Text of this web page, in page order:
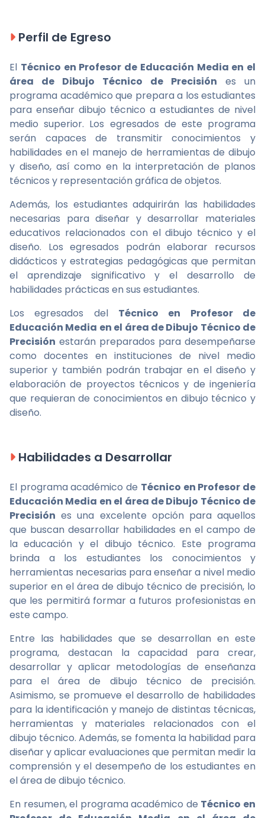
Perfil de Egreso
El Técnico en Profesor de Educación Media en el
área de Dibujo Técnico de Precisión es un
programa académico que prepara a los estudiantes
para enseñar dibujo técnico a estudiantes de nivel
medio superior. Los egresados de este programa
serán capaces de transmitir conocimientos y
habilidades en el manejo de herramientas de dibujo
y diseño, así como en la interpretación de planos
técnicos y representación gráfica de objetos.
Además, los estudiantes adquirirán las habilidades
necesarias para diseñar y desarrollar materiales
educativos relacionados con el dibujo técnico y el
diseño. Los egresados podrán elaborar recursos
didácticos y estrategias pedagógicas que permitan
el aprendizaje significativo y el desarrollo de
habilidades prácticas en sus estudiantes.
Los egresados del Técnico en Profesor de
Educación Media en el área de Dibujo Técnico de
Precisión estarán preparados para desempeñarse
como docentes en instituciones de nivel medio
superior y también podrán trabajar en el diseño y
elaboración de proyectos técnicos y de ingeniería
que requieran de conocimientos en dibujo técnico y
diseño.
Habilidades a Desarrollar
El programa académico de Técnico en Profesor de
Educación Media en el área de Dibujo Técnico de
Precisión es una excelente opción para aquellos
que buscan desarrollar habilidades en el campo de
la educación y el dibujo técnico. Este programa
brinda a los estudiantes los conocimientos y
herramientas necesarias para enseñar a nivel medio
superior en el área de dibujo técnico de precisión, lo
que les permitirá formar a futuros profesionistas en
este campo.
Entre las habilidades que se desarrollan en este
programa, destacan la capacidad para crear,
desarrollar y aplicar metodologías de enseñanza
para el área de dibujo técnico de precisión.
Asimismo, se promueve el desarrollo de habilidades
para la identificación y manejo de distintas técnicas,
herramientas y materiales relacionados con el
dibujo técnico. Además, se fomenta la habilidad para
diseñar y aplicar evaluaciones que permitan medir la
comprensión y el desempeño de los estudiantes en
el área de dibujo técnico.
En resumen, el programa académico de Técnico en